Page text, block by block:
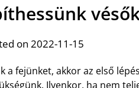
on 2022-11-15
fejünket, akkor az első
Ilyenkor, ha nem